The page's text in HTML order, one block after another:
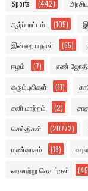
Sports (442)
ஆர்ப்பாட்டம் (105)
இன்றைய நாள் (65)
ஈழம் (7) எண்
கரும்புலிகள் (11)
சனி மாற்றம் (2)
செய்திகள் (20772)
மண்வாசம் (18)
வரலாற்று தொடர்கள்